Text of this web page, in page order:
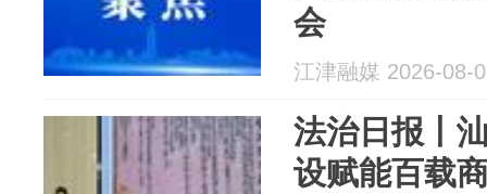
会
江津融媒 2026-08-
法治日报丨
设赋能百载